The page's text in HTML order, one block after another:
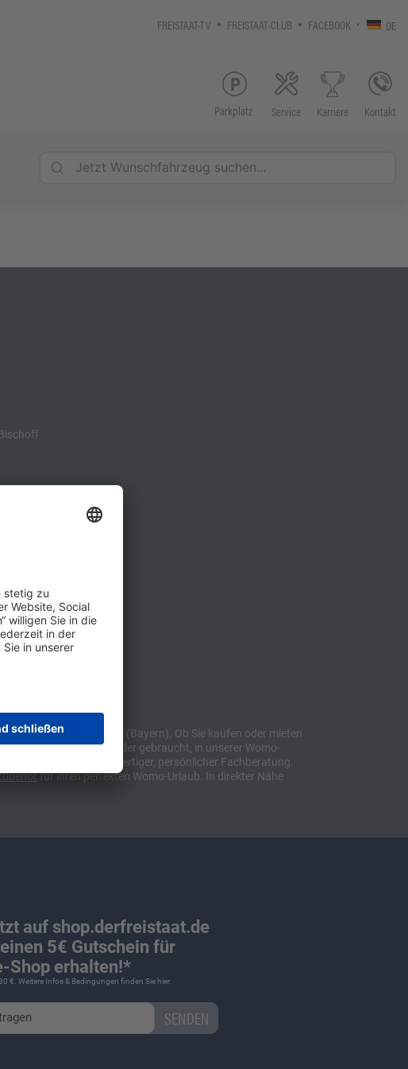
FREISTAAT-TV FREISTAAT-CLUB FACEBOOK DE
Parkplatz Service Karriere Kontakt
Ausfahrt "Sulzemoos" (Bayern). Ob Sie kaufen oder mieten
Wohnmobil, ob neu oder gebraucht, in unserer Womo-
inklusive hochwertiger, persönlicher Fachberatung.
für ihren perfekten Womo-Urlaub. In direkter Nähe
auf shop.derfreistaat.de
5€ Gutschein für
Shop erhalten!*
€. Weitere Infos & Bedingungen finden Sie hier.